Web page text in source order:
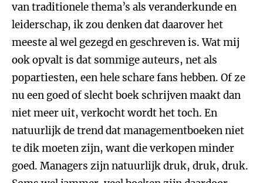
van traditionele thema’s als veranderkunde en
leiderschap, ik zou denken dat daarover het
meeste al wel gezegd en geschreven is. Wat mij
ook opvalt is dat sommige auteurs, net als
popartiesten, een hele schare fans hebben. Of ze
nu een goed of slecht boek schrijven maakt dan
niet meer uit, verkocht wordt het toch. En
natuurlijk de trend dat managementboeken niet
te dik moeten zijn, want die verkopen minder
goed. Managers zijn natuurlijk druk, druk, druk.